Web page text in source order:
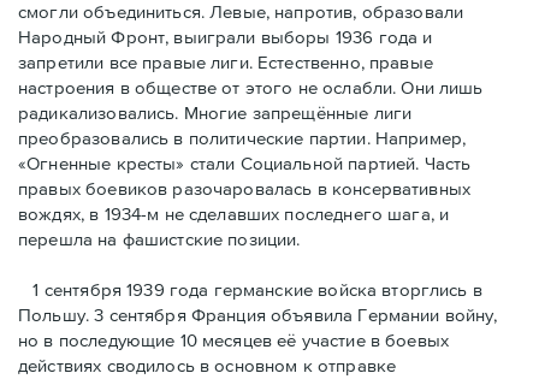
смогли объединиться. Левые, напротив, образовали
Народный Фронт, выиграли выборы 1936 года и
запретили все правые лиги. Естественно, правые
настроения в обществе от этого не ослабли. Они лишь
радикализовались. Многие запрещённые лиги
преобразовались в политические партии. Например,
«Огненные кресты» стали Социальной партией. Часть
правых боевиков разочаровалась в консервативных
вождях, в 1934-м не сделавших последнего шага, и
перешла на фашистские позиции.
1 сентября 1939 года германские войска вторглись в
Польшу. 3 сентября Франция объявила Германии войну,
но в последующие 10 месяцев её участие в боевых
действиях сводилось в основном к отправке